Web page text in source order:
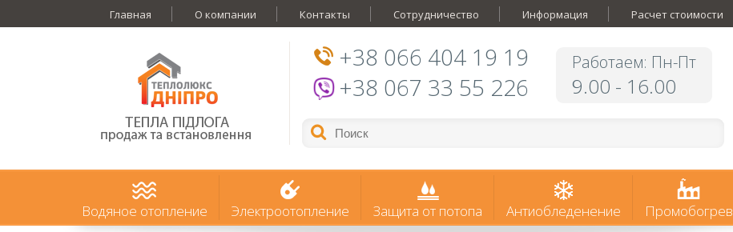
Главная О компании Контакты Сотрудничество Информация Расчет стоимости
+38 066 404 19 19
+38 067 33 55 226
Работаем: Пн-Пт
9.00 - 16.00
Водяное отопление Электроотопление Защита от потопа Антиобледенение Промобогрев